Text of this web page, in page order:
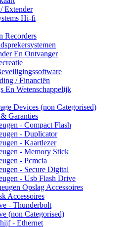
Extender
Hi-fi
Recorders
En Ontvanger
/ Financiën
En Wetenschappelijk
Devices (non Categorised)
Garanties
- Compact Flash
- Duplicator
- Kaartlezer
- Memory Stick
- Pcmcia
- Secure Digital
- Usb Flash Drive
Opslag Accessoires
Accessoires
- Thunderbolt
(non Categorised)
- Ethernet